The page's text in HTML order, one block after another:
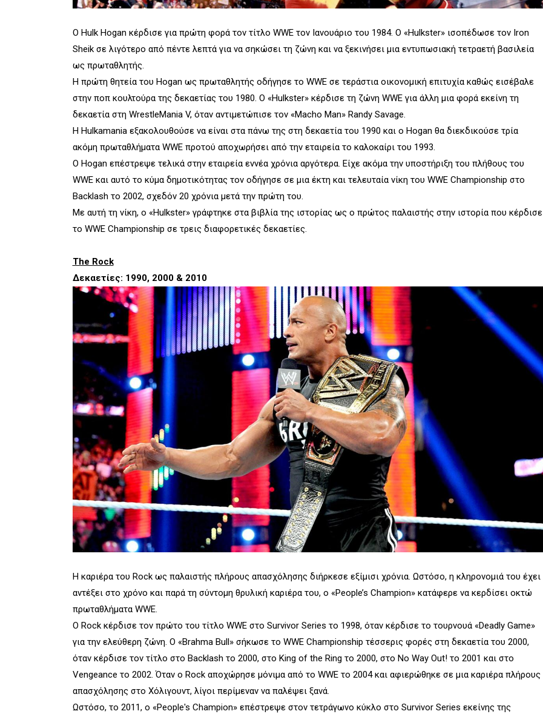
Ο Hulk Hogan κέρδισε για πρώτη φορά τον τίτλο WWE τον Ιανουάριο του 1984. Ο «Hulkster» ισοπέδωσε τον Iron
Sheik σε λιγότερο από πέντε λεπτά για να σηκώσει τη ζώνη και να ξεκινήσει μια εντυπωσιακή τετραετή βασιλεία
ως πρωταθλητής.
Η πρώτη θητεία του Hogan ως πρωταθλητής οδήγησε το WWE σε τεράστια οικονομική επιτυχία καθώς εισέβαλε
στην ποπ κουλτούρα της δεκαετίας του 1980. Ο «Hulkster» κέρδισε τη ζώνη WWE για άλλη μια φορά εκείνη τη
δεκαετία στη WrestleMania V, όταν αντιμετώπισε τον «Macho Man» Randy Savage.
Η Hulkamania εξακολουθούσε να είναι στα πάνω της στη δεκαετία του 1990 και ο Hogan θα διεκδικούσε τρία
ακόμη πρωταθλήματα WWE προτού αποχωρήσει από την εταιρεία το καλοκαίρι του 1993.
Ο Hogan επέστρεψε τελικά στην εταιρεία εννέα χρόνια αργότερα. Είχε ακόμα την υποστήριξη του πλήθους του
WWE και αυτό το κύμα δημοτικότητας τον οδήγησε σε μια έκτη και τελευταία νίκη του WWE Championship στο
Backlash το 2002, σχεδόν 20 χρόνια μετά την πρώτη του.
Με αυτή τη νίκη, ο «Hulkster» γράφτηκε στα βιβλία της ιστορίας ως ο πρώτος παλαιστής στην ιστορία που κέρδισε
το WWE Championship σε τρεις διαφορετικές δεκαετίες.
The Rock
Δεκαετίες: 1990, 2000 & 2010
Η καριέρα του Rock ως παλαιστής πλήρους απασχόλησης διήρκεσε εξίμισι χρόνια. Ωστόσο, η κληρονομιά του έχει
αντέξει στο χρόνο και παρά τη σύντομη θρυλική καριέρα του, ο «People’s Champion» κατάφερε να κερδίσει οκτώ
πρωταθλήματα WWE.
Ο Rock κέρδισε τον πρώτο του τίτλο WWE στο Survivor Series το 1998, όταν κέρδισε το τουρνουά «Deadly Game»
για την ελεύθερη ζώνη. Ο «Brahma Bull» σήκωσε το WWE Championship τέσσερις φορές στη δεκαετία του 2000,
όταν κέρδισε τον τίτλο στο Backlash το 2000, στο King of the Ring το 2000, στο No Way Out! το 2001 και στο
Vengeance το 2002. Όταν ο Rock αποχώρησε μόνιμα από το WWE το 2004 και αφιερώθηκε σε μια καριέρα πλήρους
απασχόλησης στο Χόλιγουντ, λίγοι περίμεναν να παλέψει ξανά.
Ωστόσο, το 2011, ο «People's Champion» επέστρεψε στον τετράγωνο κύκλο στο Survivor Series εκείνης της